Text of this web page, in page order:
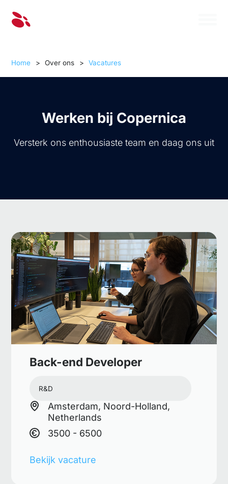
Home > Over ons > Vacatures
Werken bij Copernica
Versterk ons enthousiaste team en daag ons uit
Back-end Developer
R&D
Amsterdam, Noord-Holland,
Netherlands
3500 - 6500
Bekijk vacature